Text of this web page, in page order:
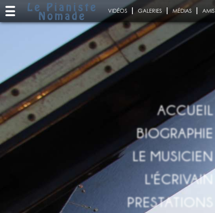
VIDÉOS GALERIES MÉDIAS AMIS
ACCUEIL
BIOGRAPHIE
LE MUSICIEN
L'ÉCRIVAIN
PRESTATIONS